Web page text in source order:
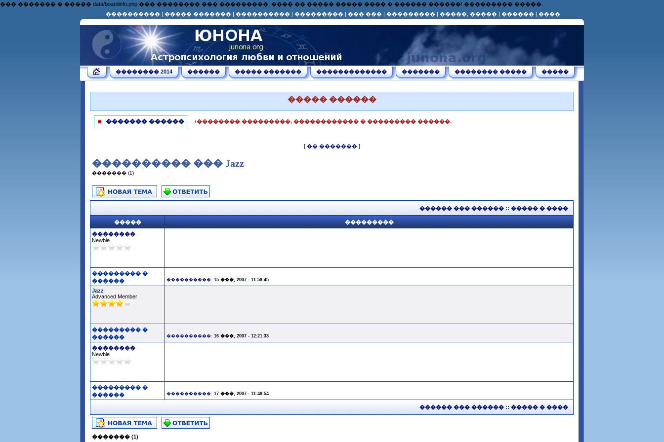
��� ������� � ����� data/boardinfo.php ��� �������� ��� ���������, ���� �� ����� ����� ���� � ������ ������! ��������� �����.
���������� | ����� ������� | ���������� | ��������� | ��� ��� | ��������� | �����, ����� | ������ | ����
�������� 2014 ������ ����� ������� ������������� ������� �������� ����� �����
����� ������
������� ������ ‹�������� ���������, ������������ � ��������� ������.
[ �� �������]
���������� ��� Jazz
������� (1)
������ ��� ������ :: ����� � ����
�����
���������
��������
Newbie
��������� �
������
����������: 15 ���, 2007 - 11:58:45
Jazz
Advanced Member
��������� �
������
����������: 16 ���, 2007 - 12:21:33
��������
Newbie
��������� �
������
����������: 17 ���, 2007 - 11:48:54
������ ��� ������ :: ����� � ����
������� (1)